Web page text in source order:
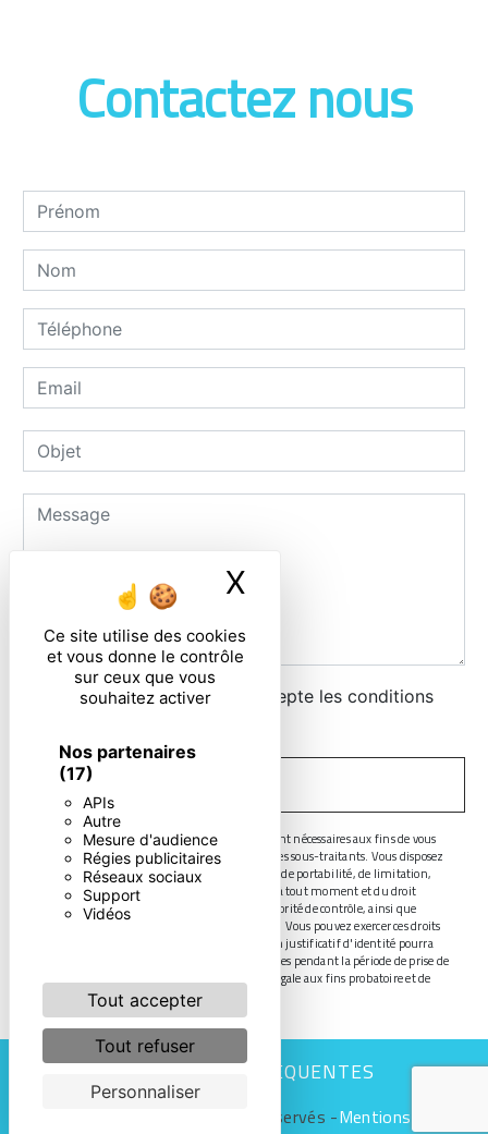
Ce site utilise des cookies
et vous donne le contrôle
sur ceux que vous
souhaitez activer
Nos partenaires
(17)
APIs
Autre
Mesure d'audience
Régies publicitaires
Réseaux sociaux
Support
Vidéos
Tout accepter
Tout refuser
Personnaliser
X
Contactez nous
En cochant cette case, j'accepte les conditions
** Les données personnelles communiquées sont nécessaires aux fins de vous
contacter. Elles sont destinées à l'entreprise et ses sous-traitants. Vous disposez
de droits d’accès, de rectification, d’effacement, de portabilité, de limitation,
d’opposition, de retrait de votre consentement à tout moment et du droit
d’introduire une réclamation auprès d’une autorité de contrôle, ainsi que
d’organiser le sort de vos données post-mortem. Vous pouvez exercer ces droits
par voie postale ou par courrier électronique. Un justificatif d'identité pourra
vous être demandé. Nous conservons vos données pendant la période de prise de
contact puis pendant la durée de prescription légale aux fins probatoire et de
gestion des contentieux.
RECHERCHES FRÉQUENTES
- 2026 - Tous droits réservés -Mentions légales